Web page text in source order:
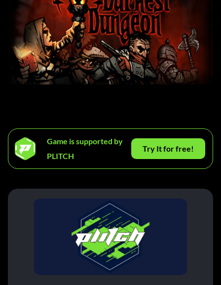
Game is supported by
PLITCH
Try It for free!